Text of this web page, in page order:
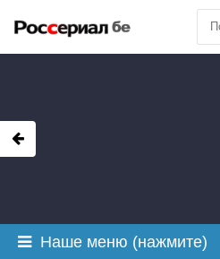
Наше меню (нажмите)